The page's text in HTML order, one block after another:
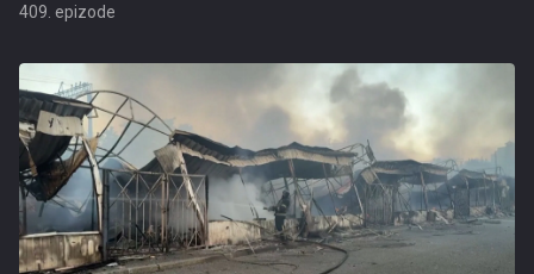
409. epizode